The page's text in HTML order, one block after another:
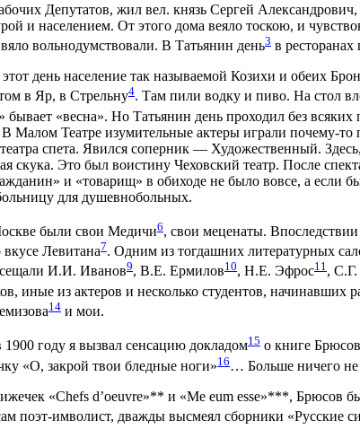
Депутатов, жил вел. князь Сергей
и населением. От этого дома веяло тоскою, и
вольнодумствовали. В Татьянин день3 в
день население так называемой Козихи и обеих
в Яр, в Стрельну4. Там пили водку и пиво. На стол
бывает «весна». Но Татьянин день проходил без
Театре изумительные актеры играли почему-то
спета. Явился соперник — Художественный.
скука. Это был воистину Чеховский театр. После
и «товарищ» в обиходе не было вовсе, а если
для душевнобольных.
были свои Медичи6, свои меценаты.
Левитана7. Одним из тогдашних литературных
И.И. Иванов9, В.Е. Ермилов10, Н.Е. Эфрос11,
иные из актеров и несколько студентов, начинавших
14 и мои.
году я вызвал сенсацию докладом15 о книге
«О, закрой твои бледные ноги»16… Больше ничего не
«Сhefs d’oeuvre»** и «Ме eum еssе»***, Брюсов
поэт-имволист, дважды высмеял сборники «Русские